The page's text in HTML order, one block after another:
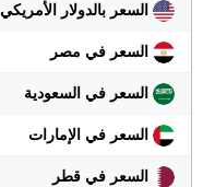
السعر بالدولار الأمريكي
السعر في مصر
السعر في السعودية
السعر في الإمارات
السعر في قطر